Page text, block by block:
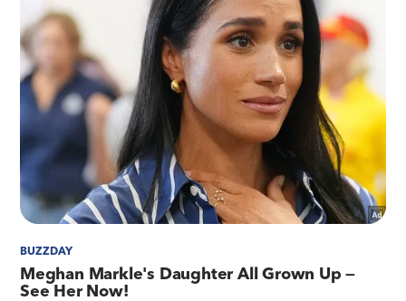
As 37 câmeras da Linha Vermelha serão
incorporadas ao Sistema de
Vídeomonitoramento do Centro Integrado de
Comando e Controle (CICC), da Secretaria de
Estado da Polícia Militar até o fim deste ano. O
programa do Governo do Estado, em processo
milhões na instalação de câmeras de alta